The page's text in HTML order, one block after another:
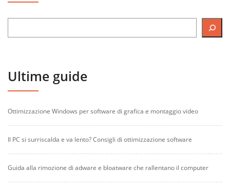
Ultime guide
Ottimizzazione Windows per software di grafica e montaggio video
Il PC si surriscalda e va lento? Consigli di ottimizzazione software
Guida alla rimozione di adware e bloatware che rallentano il computer